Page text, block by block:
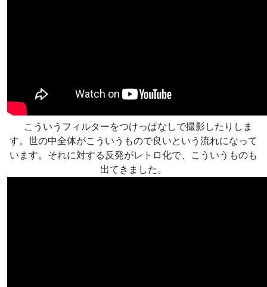
こういうフィルターをつけっぱなしで撮影したりしま
す。世の中全体がこういうもので良いという流れになって
います。それに対する反発がレトロ化で、こういうものも
出てきました。